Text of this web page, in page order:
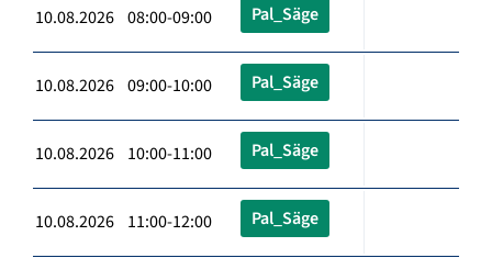
10.08.2026 08:00-09:00 Pal_Säge
10.08.2026 09:00-10:00 Pal_Säge
10.08.2026 10:00-11:00 Pal_Säge
10.08.2026 11:00-12:00 Pal_Säge